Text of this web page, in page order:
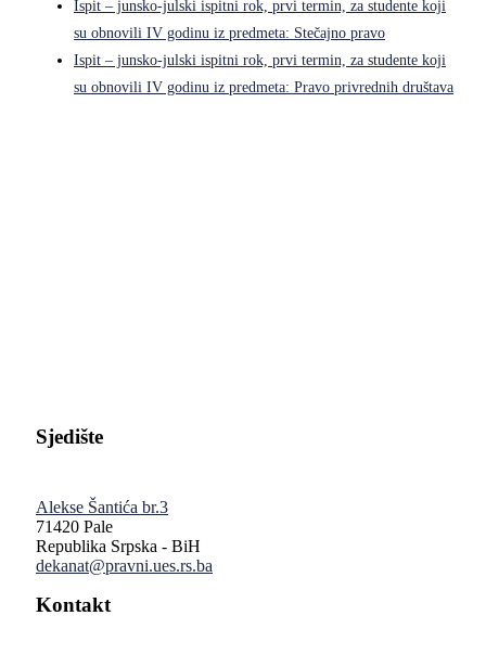
Ispit – junsko-julski ispitni rok, prvi termin, za studente koji
su obnovili IV godinu iz predmeta: Stečajno pravo
Ispit – junsko-julski ispitni rok, prvi termin, za studente koji
su obnovili IV godinu iz predmeta: Pravo privrednih društava
Sjedište
Alekse Šantića br.3
71420 Pale
Republika Srpska - BiH
dekanat@pravni.ues.rs.ba
Kontakt